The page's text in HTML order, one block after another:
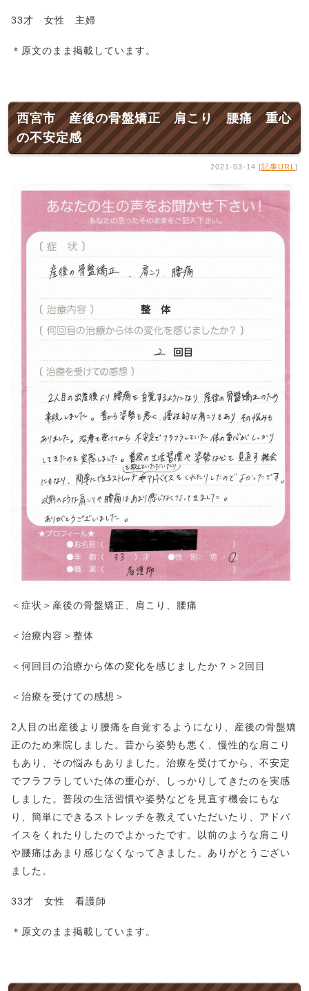
33才 女性 主婦
＊原文のまま掲載しています。
西宮市 産後の骨盤矯正 肩こり 腰痛 重心
の不安定感
2021-03-14 [記事URL ]
＜症状＞産後の骨盤矯正、肩こり、腰痛
＜治療内容＞整体
＜何回目の治療から体の変化を感じましたか？＞2回目
＜治療を受けての感想＞
2人目の出産後より腰痛を自覚するようになり、産後の骨盤矯
正のため来院しました。昔から姿勢も悪く、慢性的な肩こり
もあり、その悩みもありました。治療を受けてから、不安定
でフラフラしていた体の重心が、しっかりしてきたのを実感
しました。普段の生活習慣や姿勢などを見直す機会にもな
り、簡単にできるストレッチを教えていただいたり、アドバ
イスをくれたりしたのでよかったです。以前のような肩こり
や腰痛はあまり感じなくなってきました。ありがとうござい
ました。
33才 女性 看護師
＊原文のまま掲載しています。